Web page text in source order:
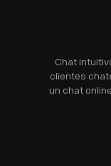
Chat
clientes
un chat